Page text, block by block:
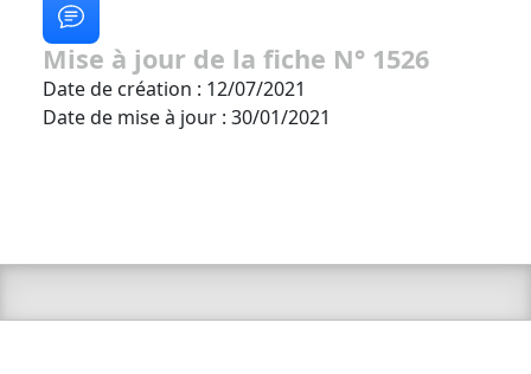
Mise à jour de la fiche N° 1526
Date de création : 12/07/2021
Date de mise à jour : 30/01/2021